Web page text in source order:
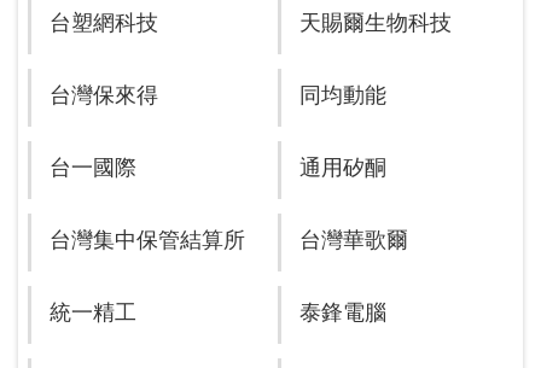
台塑網科技 天賜爾生物科技
台灣保來得 同均動能
台一國際 通用矽酮
台灣集中保管結算所 台灣華歌爾
統一精工 泰鋒電腦